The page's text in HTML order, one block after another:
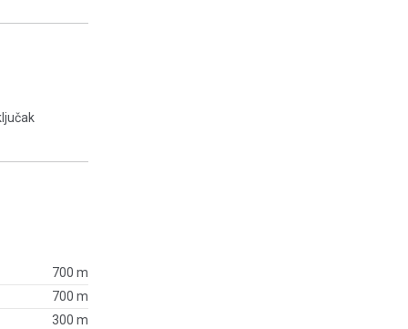
700 m
700 m
300 m